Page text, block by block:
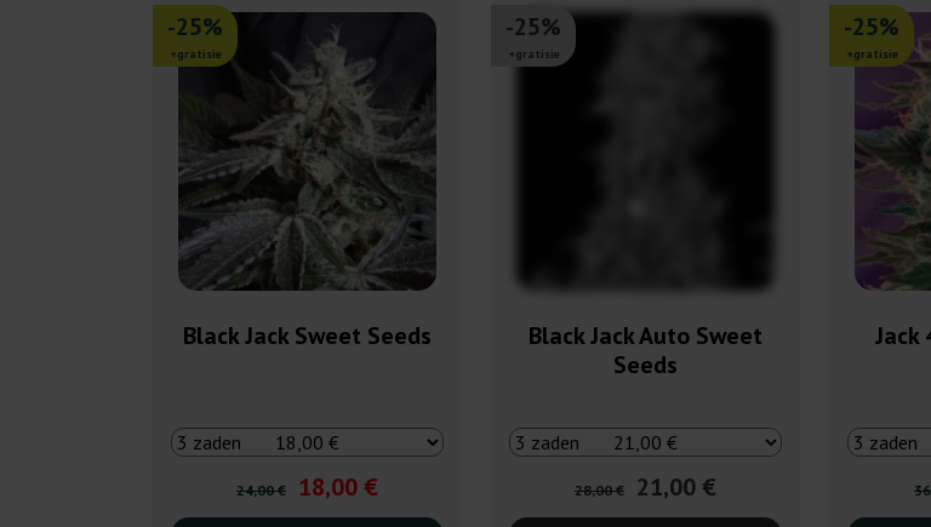
-25%
+gratisie
Black Jack Sweet Seeds
24,00 € 18,00 €
-25%
+gratisie
Black Jack Auto Sweet
Seeds
28,00 € 21,00 €
-25%
+gratisie
Jack